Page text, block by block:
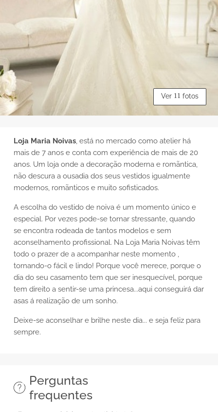
Ver 11 fotos
Loja Maria Noivas, está no mercado como atelier há
mais de 7 anos e conta com experiência de mais de 20
anos. Um loja onde a decoração moderna e romãntica,
não descura a ousadia dos seus vestidos igualmente
modernos, romãnticos e muito sofisticados.
A escolha do vestido de noiva é um momento único e
especial. Por vezes pode-se tornar stressante, quando
se encontra rodeada de tantos modelos e sem
aconselhamento profissional. Na Loja Maria Noivas têm
todo o prazer de a acompanhar neste momento ,
tornando-o fácil e lindo! Porque você merece, porque o
dia do seu casamento tem que ser inesquecível, porque
tem direito a sentir-se uma princesa...aqui conseguirá dar
asas á realização de um sonho.
Deixe-se aconselhar e brilhe neste dia... e seja feliz para
sempre.
Perguntas
frequentes